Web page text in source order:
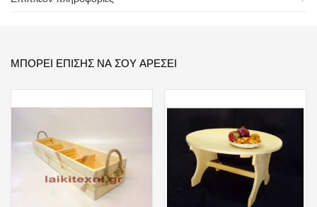
ΜΠΟΡΕΊ ΕΠΊΣΗΣ ΝΑ ΣΟΥ ΑΡΈΣΕΙ